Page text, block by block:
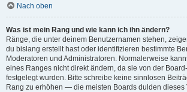
Nach oben
Was ist mein Rang und wie kann ich ihn ändern?
Ränge, die unter deinem Benutzernamen stehen,
du bislang erstellt hast oder identifizieren bestimmte
Moderatoren und Administratoren. Normalerweise
eines Ranges nicht direkt ändern, da sie von der
festgelegt wurden. Bitte schreibe keine sinnlosen
Rang zu erhöhen — die meisten Boards dulden dieses